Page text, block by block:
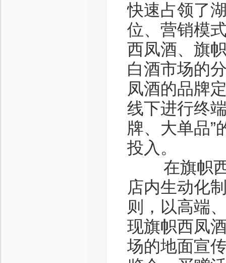
快速占领了
位、营销模
西凤酒、旗
白酒市场的
凤酒的品牌
线下进行终
牌、大单品”
投入。
在旗帜西
店内生动化
则，以高端
现旗帜西凤
场的地面宣